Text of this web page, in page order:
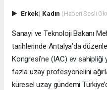
Erkek| Kadın (Haberi Sesli
Sanayi ve Teknoloji Bakanı
tarihlerinde Antalya’da
Kongresi’ne (IAC) ev sahipliği
fazla uzay profesyonelini
küresel uzay gündemi